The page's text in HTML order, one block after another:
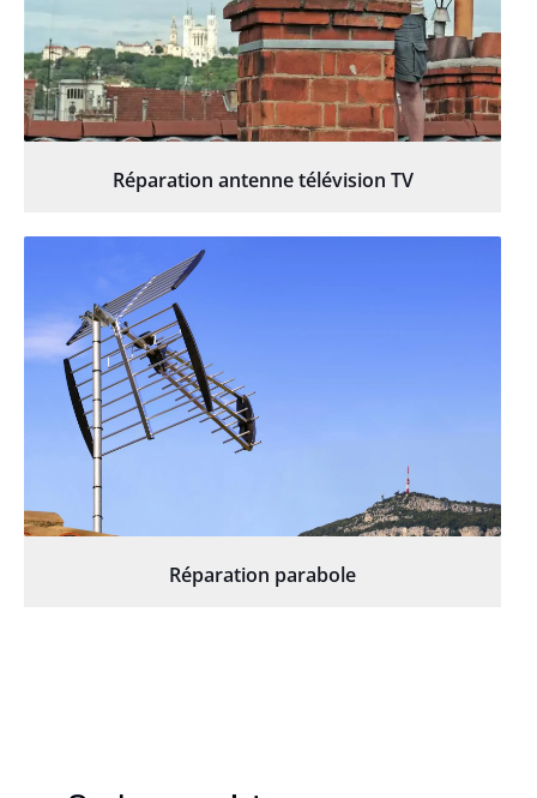
Réparation antenne télévision TV
Réparation parabole